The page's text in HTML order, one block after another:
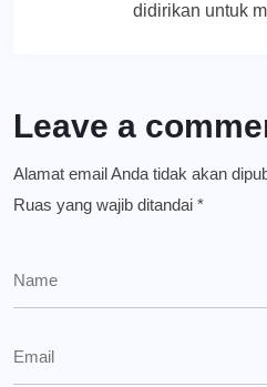
didirikan untuk
Leave a
Alamat email Anda tidak akan
Ruas yang wajib ditandai *